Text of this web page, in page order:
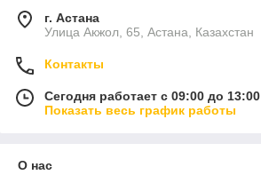
г. Астана
Улица Акжол, 65, Астана, Казахстан
Контакты
Сегодня работает с 09:00 до 13:00
Показать весь график работы
О нас